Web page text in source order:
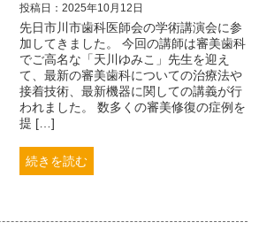
投稿日：2025年10月12日
先日市川市歯科医師会の学術講演会に参
加してきました。 今回の講師は審美歯科
でご高名な「天川ゆみこ」先生を迎え
て、最新の審美歯科についての治療法や
接着技術、最新機器に関しての講義が行
われました。 数多くの審美修復の症例を
提 […]
続きを読む